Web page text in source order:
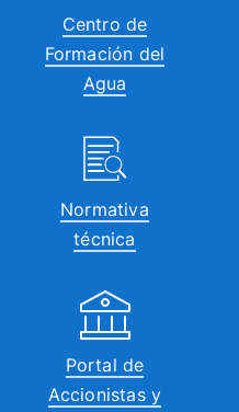
Centro de
Formación del
Agua
Normativa
técnica
Portal de
Accionistas y